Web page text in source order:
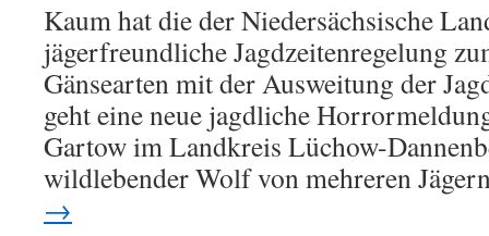
Kaum hat die der Niedersächsische
jägerfreundliche Jagdzeitenregelung
Gänsearten mit der Ausweitung der
geht eine neue jagdliche
Gartow im Landkreis Lüchow-
wildlebender Wolf von mehreren
→